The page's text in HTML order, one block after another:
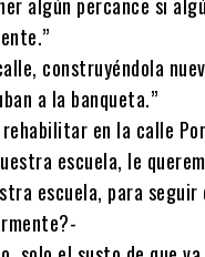
construyéndola
a la banqueta.”
en la calle
escuela, le
escuela, para seguir